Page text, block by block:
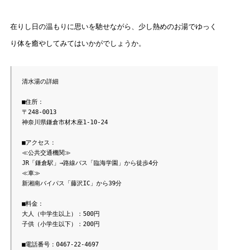
在りし日の温もりに思いを馳せながら、少し熱めのお湯でゆっく
り体を癒やしてみてはいかがでしょうか。
清水湯の詳細
■住所：
〒248-0013
神奈川県鎌倉市材木座1-10-24
■アクセス：
≪公共交通機関≫
JR「鎌倉駅」→路線バス「臨海学園」から徒歩4分
≪車≫
新湘南バイパス「藤沢IC」から39分
■料金：
大人（中学生以上）：500円
子供（小学生以下）：200円
■電話番号：0467-22-4697